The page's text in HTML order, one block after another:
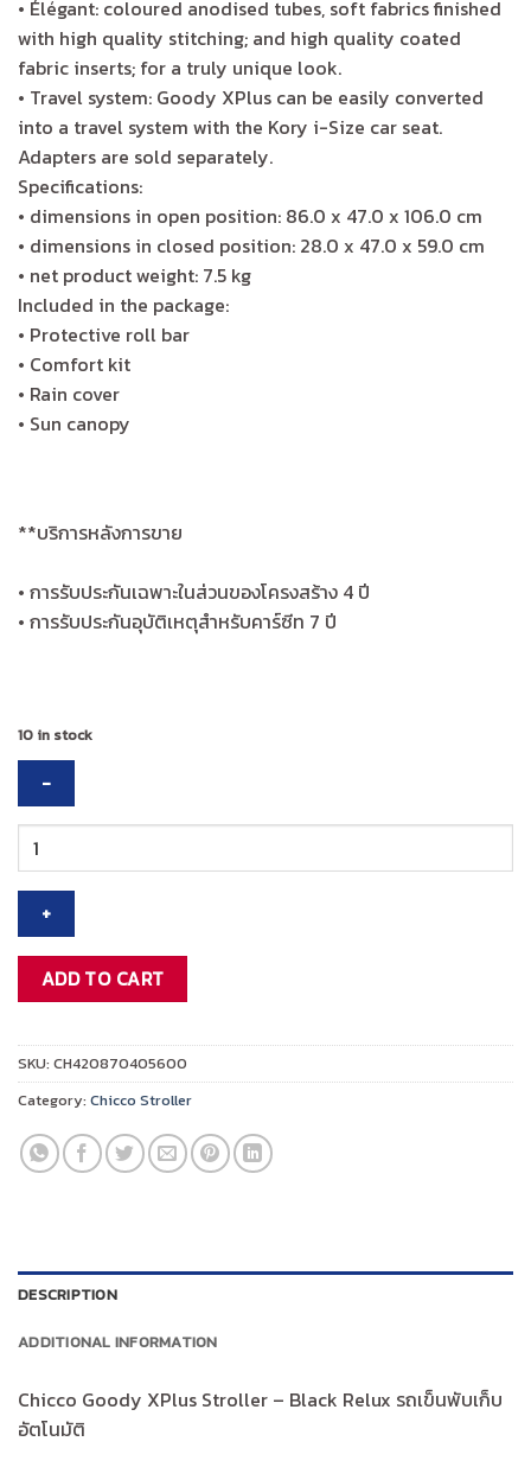
• Élégant: coloured anodised tubes, soft fabrics finished
with high quality stitching; and high quality coated
fabric inserts; for a truly unique look.
• Travel system: Goody XPlus can be easily converted
into a travel system with the Kory i-Size car seat.
Adapters are sold separately.
Specifications:
• dimensions in open position: 86.0 x 47.0 x 106.0 cm
• dimensions in closed position: 28.0 x 47.0 x 59.0 cm
• net product weight: 7.5 kg
Included in the package:
• Protective roll bar
• Comfort kit
• Rain cover
• Sun canopy
**บริการหลังการขาย
• การรับประกันเฉพาะในส่วนของโครงสร้าง 4 ปี
• การรับประกันอุบัติเหตุสำหรับคาร์ซีท 7 ปี
10 in stock
Chicco
Goody
XPlus
Stroller
-
Black
Relux
เข็น
พับ
เก็บ
อัตโนมัติ
quantity
ADD TO CART
SKU: CH420870405600
Category: Chicco Stroller
DESCRIPTION
ADDITIONAL INFORMATION
Chicco Goody XPlus Stroller – Black Relux รถเข็นพับเก็บ
อัตโนมัติ